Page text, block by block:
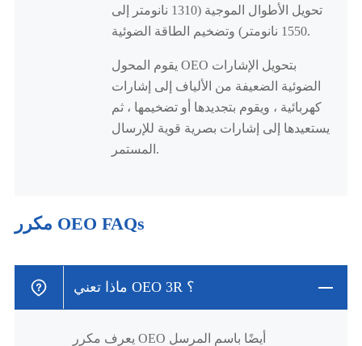
تحويل الأطوال الموجية (1310 نانومتر إلى
1550 نانومتر) وتضخيم الطاقة الضوئية.
يقوم المحول OEO بتحويل الإشارات
الضوئية الضعيفة من الألياف إلى إشارات
كهربائية ، ويقوم بتجديدها أو تضخيمها ، ثم
يستعيدها إلى إشارات بصرية قوية للإرسال
المستمر.
مكرر OEO FAQs
ماذا تعني OEO 3R ؟
يعرف مكرر OEO أيضًا باسم المرسل